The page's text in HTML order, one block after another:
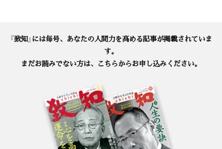
『致知』には毎号、あなたの人間力を高める記事が掲載されていま
す。
まだお読みでない方は、こちらからお申し込みください。